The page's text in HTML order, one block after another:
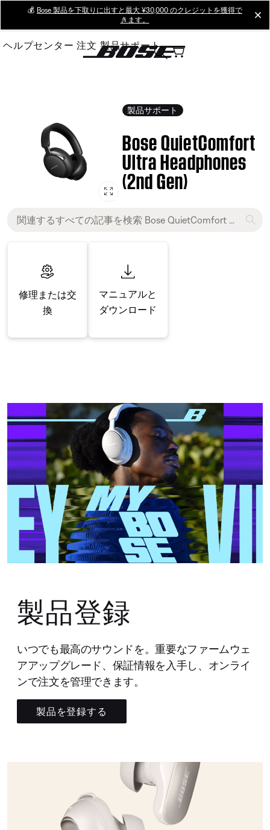
Main
💰 Bose 製品を下取りに出すと最大 ¥30,000 のクレジットを獲得で
きます。
ヘルプセンター 注文 製品サポート
製品サポート
Bose QuietComfort
Ultra Headphones
(2nd Gen)
修理または交
換
マニュアルと
ダウンロード
製品登録
いつでも最高のサウンドを。重要なファームウェ
アアップグレード、保証情報を入手し、オンライ
ンで注文を管理できます。
製品を登録する